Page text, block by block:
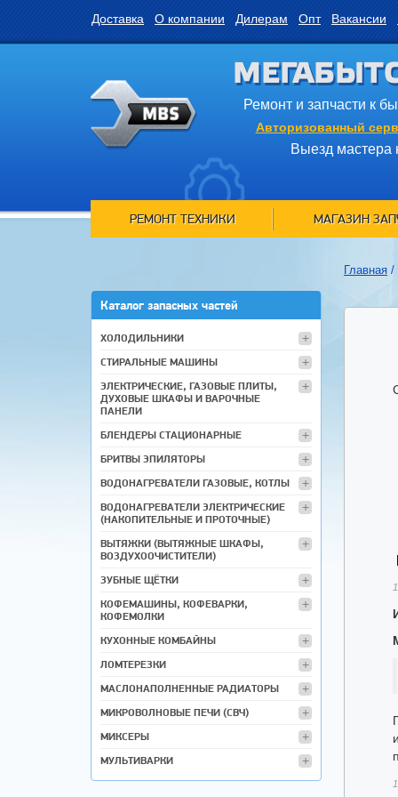
Доставка О компании Дилерам Опт Вакансии
Ремонт и запчасти к
Авторизованный
Выезд мастера
РЕМОНТ ТЕХНИКИ МАГАЗИН
Каталог запасных частей
ХОЛОДИЛЬНИКИ
СТИРАЛЬНЫЕ МАШИНЫ
ЭЛЕКТРИЧЕСКИЕ, ГАЗОВЫЕ ПЛИТЫ,
ДУХОВЫЕ ШКАФЫ И ВАРОЧНЫЕ
ПАНЕЛИ
БЛЕНДЕРЫ СТАЦИОНАРНЫЕ
БРИТВЫ ЭПИЛЯТОРЫ
ВОДОНАГРЕВАТЕЛИ ГАЗОВЫЕ, КОТЛЫ
ВОДОНАГРЕВАТЕЛИ ЭЛЕКТРИЧЕСКИЕ
(НАКОПИТЕЛЬНЫЕ И ПРОТОЧНЫЕ)
ВЫТЯЖКИ (ВЫТЯЖНЫЕ ШКАФЫ,
ВОЗДУХООЧИСТИТЕЛИ)
ЗУБНЫЕ ЩЁТКИ
КОФЕМАШИНЫ, КОФЕВАРКИ,
КОФЕМОЛКИ
КУХОННЫЕ КОМБАЙНЫ
ЛОМТЕРЕЗКИ
МАСЛОНАПОЛНЕННЫЕ РАДИАТОРЫ
МИКРОВОЛНОВЫЕ ПЕЧИ (СВЧ)
МИКСЕРЫ
МУЛЬТИВАРКИ
МЯСОРУБКИ
Главная /